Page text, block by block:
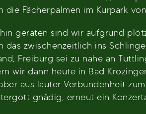
die Fächerpalmen im Kurpark
geraten sind wir aufgrund
das zwischenzeitlich ins
Freiburg sei zu nahe an
wir dann heute in Bad
aus lauter Verbundenheit
gnädig, erneut ein